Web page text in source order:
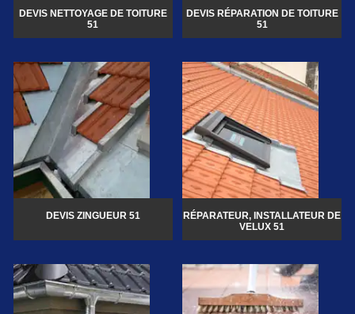
DEVIS NETTOYAGE DE TOITURE
51
DEVIS RÉPARATION DE TOITURE
51
DEVIS ZINGUEUR 51
RÉPARATEUR, INSTALLATEUR DE
VELUX 51